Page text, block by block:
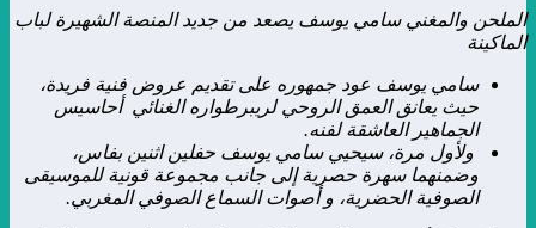
الملحن والمغني سامي يوسف يصعد من جديد المنصة الشهيرة لباب
الماكينة
سامي يوسف عود جمهوره على تقديم عروض فنية فريدة،
حيث يعانق العمق الروحي لريبرطواره الغنائي أحاسيس
الجماهير العاشقة لفنه.
ولأول مرة، سيحيي سامي يوسف حفلين اثنين بفاس،
وضمنهما سهرة حصرية إلى جانب مجموعة قونية للموسيقى
الصوفية الحضرية، و أصوات السماع الصوفي المغربي.